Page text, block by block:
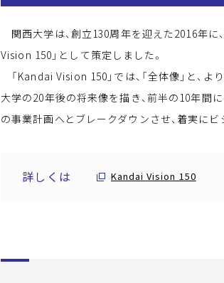
関西大学は、創立130周年を迎えた2016年に
Vision 150」として策定しました。
「Kandai Vision 150」では、「全体像」と、よ
大学の20年後の将来像を描き、前半の10年間
の事業計画へとブレークダウンさせ、着実に
詳しくは Kandai Vision 150